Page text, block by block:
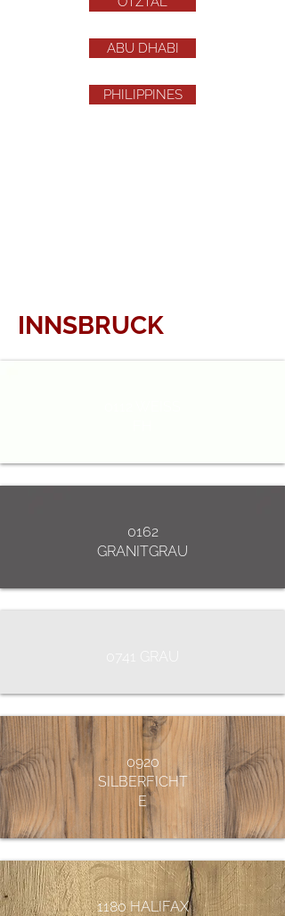
ABU DHABI
PHILIPPINES
INNSBRUCK
0162
GRANITGRAU
0920
SILBERFICHT
E
1180 HALIFAX